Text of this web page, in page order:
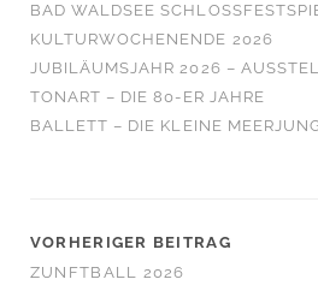
BAD WALDSEE
KULTURWOCHENENDE 2026
JUBILÄUMSJAHR 2026 –
TONART – DIE 80-ER JAHRE
BALLETT – DIE KLEINE
VORHERIGER BEITRAG
ZUNFTBALL 2026